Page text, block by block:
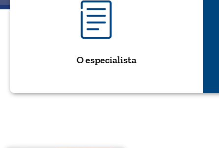
O especialista